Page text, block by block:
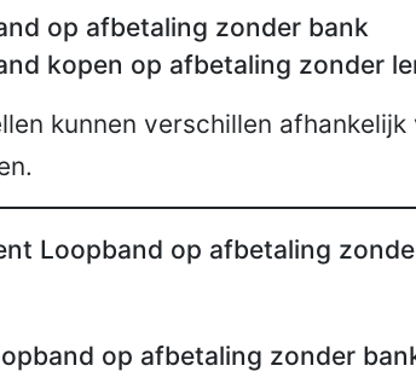
op afbetaling zonder bank
kopen op afbetaling zonder
kunnen verschillen
Loopband op afbetaling
op afbetaling zonder